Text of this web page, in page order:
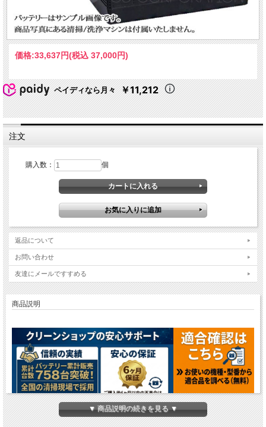
価格:33,637円(税込 37,000円)
ペイディなら月々 ￥11,212
注文
購入数： 個
返品について
お問い合わせ
友達にメールですすめる
商品説明
▼ 商品説明の続きを見る ▼